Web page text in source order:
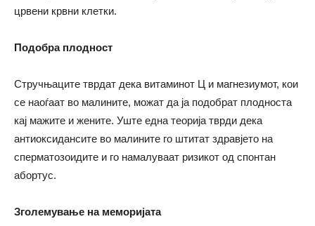
црвени крвни клетки.
Подобра плодност
Стручњаците тврдат дека витаминот Ц и магнезиумот, кои
се наоѓаат во малините, можат да ја подобрат плодноста
кај мажите и жените. Уште една теорија тврди дека
антиоксидансите во малините го штитат здравјето на
сперматозоидите и го намалуваат ризикот од спонтан
абортус.
Зголемување на меморијата